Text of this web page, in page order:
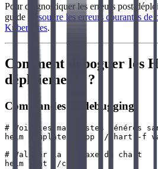
Pour diagnostiquer les erreurs post-
guide
Résoudre les erreurs courantes
Kubernetes.
Comment déboguer les
déploiements ?
Commandes de debugging
# Voir les manifestes générés
helm template myapp ./chart -f
# Valider la syntaxe du chart
helm lint ./chart